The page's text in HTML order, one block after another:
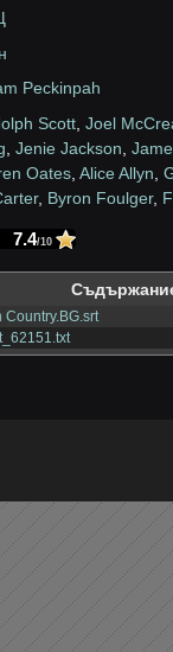
Peckinpah
Scott ,Joel
,Jenie Jackson ,
Oates ,Alice Allyn ,
, Byron Foulger,
7.4/10
Country.BG.srt